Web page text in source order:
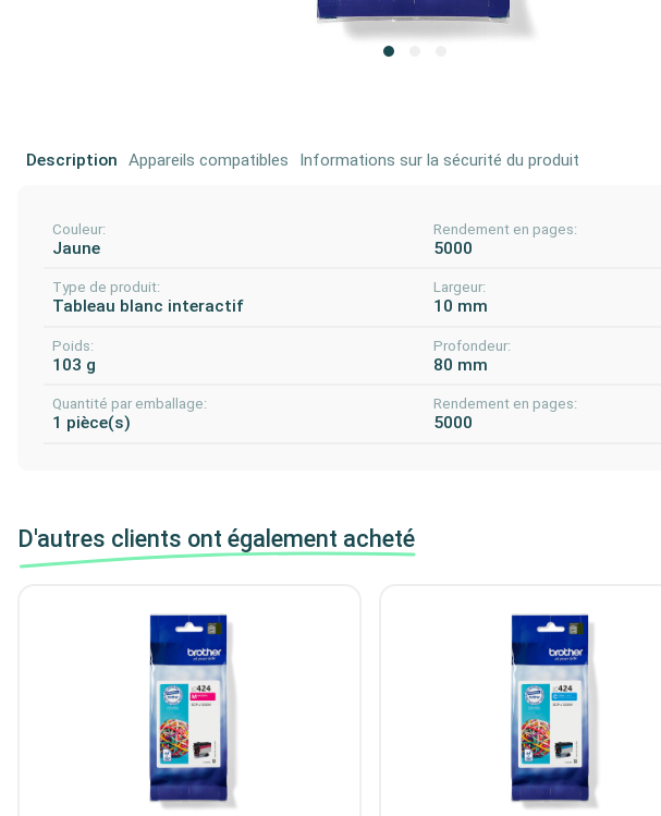
Description Appareils compatibles Informations sur la sécurité du produit
Couleur:
Jaune
Rendement en pages:
5000
Type de produit:
Tableau blanc interactif
Largeur:
10 mm
Poids:
103 g
Profondeur:
80 mm
Quantité par emballage:
1 pièce(s)
Rendement en pages:
5000
D'autres clients ont également acheté